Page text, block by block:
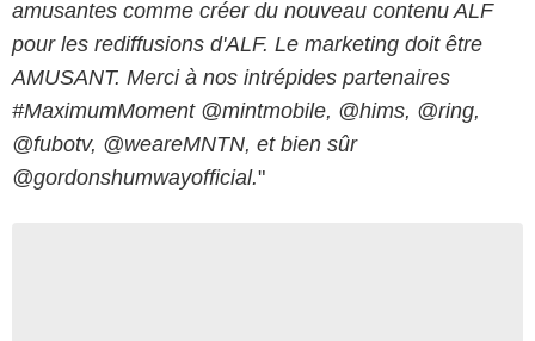
amusantes comme créer du nouveau contenu ALF
pour les rediffusions d'ALF. Le marketing doit être
AMUSANT. Merci à nos intrépides partenaires
#MaximumMoment @mintmobile, @hims, @ring,
@fubotv, @weareMNTN, et bien sûr
@gordonshumwayofficial."